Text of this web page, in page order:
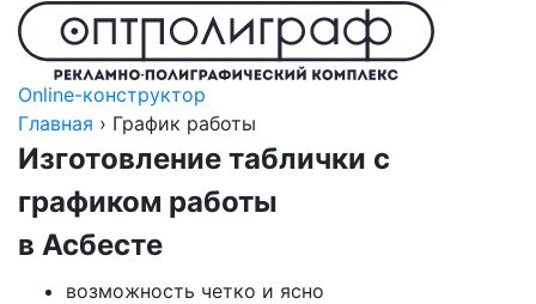
Online-конструктор
Главная › График работы
Изготовление таблички с
графиком работы
в Асбесте
возможность четко и ясно